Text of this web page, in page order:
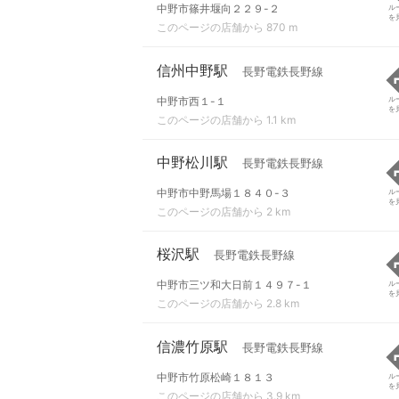
中野市篠井堰向２２９-２
このページの店舗から 870 m
ル
を
信州中野駅 長野電鉄長野線
中野市西１-１
このページの店舗から 1.1 km
ル
を
中野松川駅 長野電鉄長野線
中野市中野馬場１８４０-３
このページの店舗から 2 km
ル
を
桜沢駅 長野電鉄長野線
中野市三ツ和大日前１４９７-１
このページの店舗から 2.8 km
ル
を
信濃竹原駅 長野電鉄長野線
中野市竹原松崎１８１３
このページの店舗から 3.9 km
ル
を